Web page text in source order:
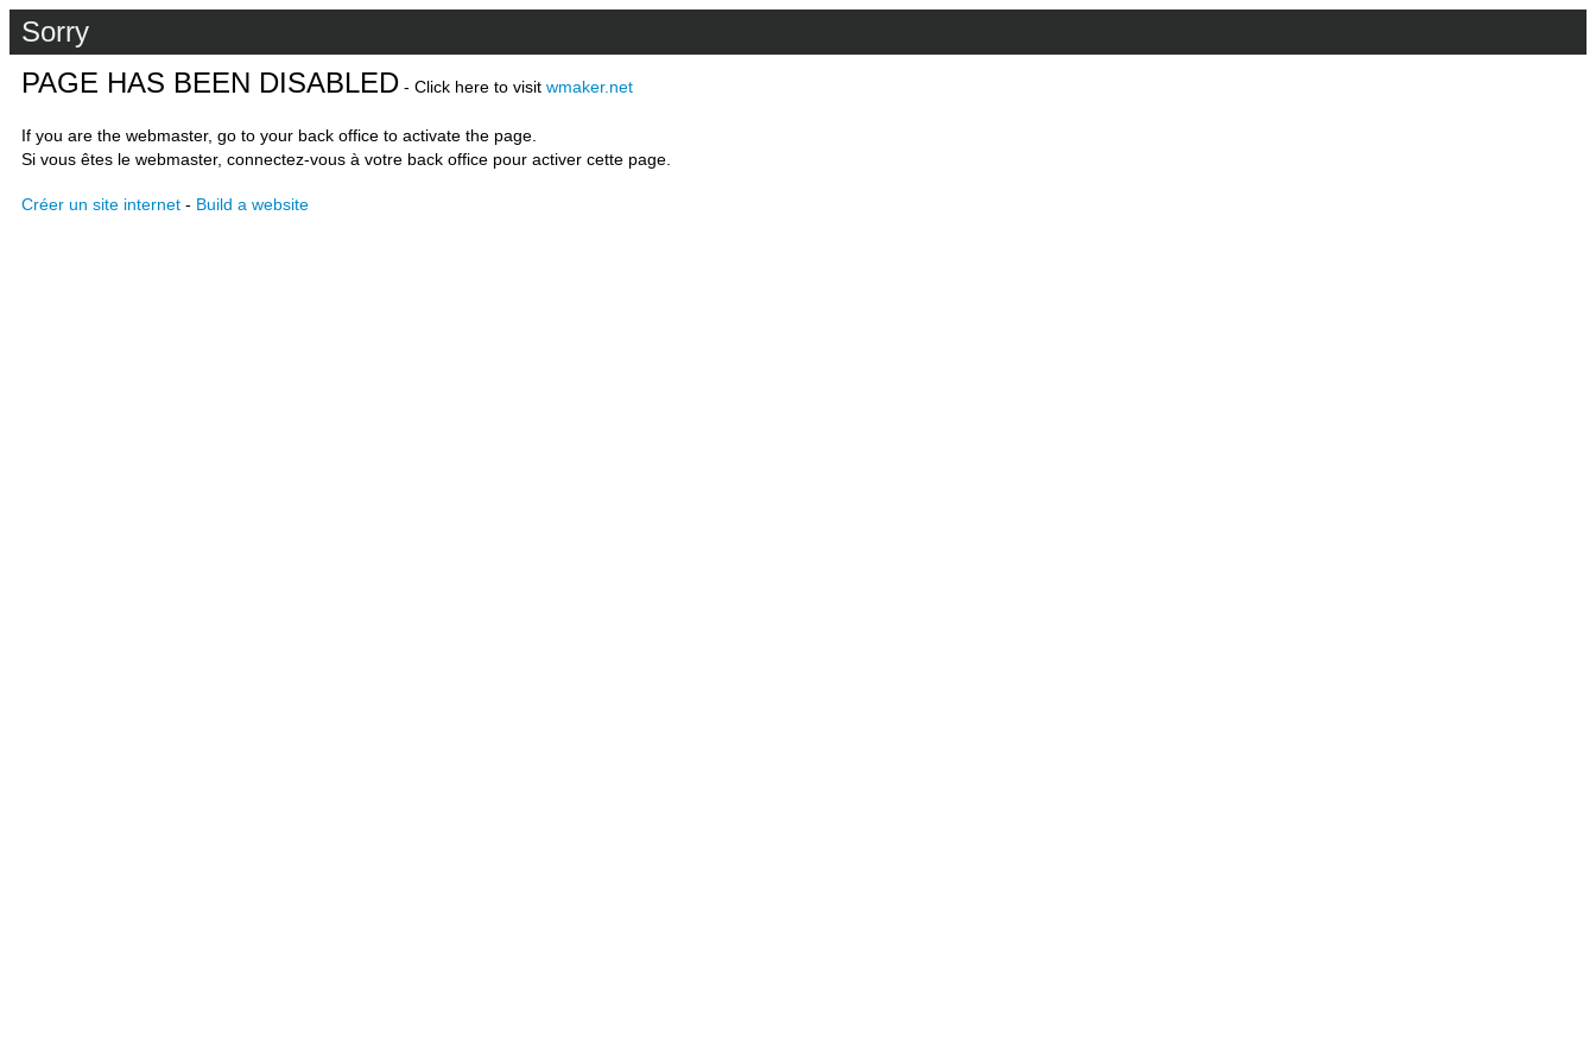
Sorry
PAGE HAS BEEN DISABLED - Click here to visit wmaker.net
If you are the webmaster, go to your back office to activate the page.
Si vous êtes le webmaster, connectez-vous à votre back office pour activer cette page.
Créer un site internet - Build a website